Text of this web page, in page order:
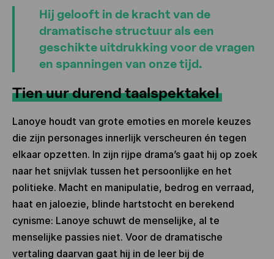
Hij gelooft in de kracht van de
dramatische structuur als een
geschikte uitdrukking voor de vragen
en spanningen van onze tijd.
Tien uur durend taalspektakel
Lanoye houdt van grote emoties en morele keuzes
die zijn personages innerlijk verscheuren én tegen
elkaar opzetten. In zijn rijpe drama’s gaat hij op zoek
naar het snijvlak tussen het persoonlijke en het
politieke. Macht en manipulatie, bedrog en verraad,
haat en jaloezie, blinde hartstocht en berekend
cynisme: Lanoye schuwt de menselijke, al te
menselijke passies niet. Voor de dramatische
vertaling daarvan gaat hij in de leer bij de